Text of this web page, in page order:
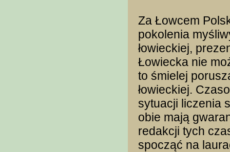
Za Łowcem
pokolenia
łowieckiej,
Łowiecka nie
to śmielej
łowieckiej.
sytuacji liczenia
obie mają
redakcji tych
spocząć na